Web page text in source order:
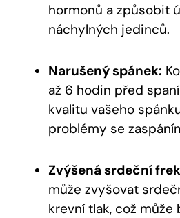
hormonů⁢ a způsobit⁣
náchylných jedinců.
Narušený ‍spánek:
‍až‍ 6 hodin před
kvalitu ⁢vašeho⁤
problémy se
Zvýšená srdeční
může zvyšovat
krevní ⁣tlak, což